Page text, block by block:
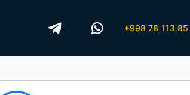
+998 78 113